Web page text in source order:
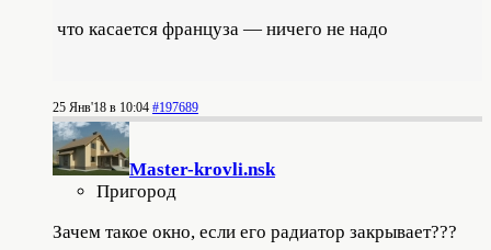
что касается француза — ничего не надо
25 Янв'18 в 10:04 #197689
Master-krovli.nsk
Пригород
Зачем такое окно, если его радиатор закрывает???